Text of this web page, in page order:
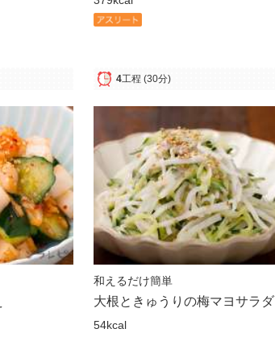
4工程 (30分)
和えるだけ簡単
大根ときゅうりの梅マヨサラダ
54kcal